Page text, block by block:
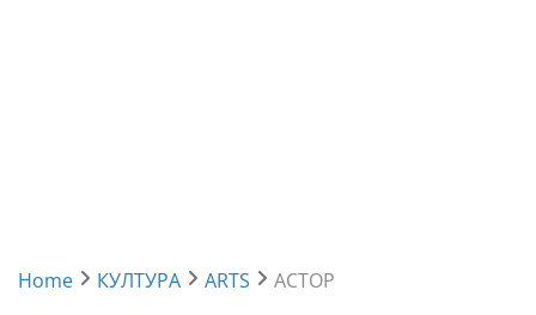
Home КУЛТУРА ARTS АСТОР